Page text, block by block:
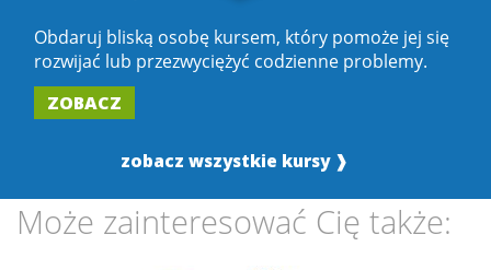
Obdaruj bliską osobę kursem, który pomoże jej się
rozwijać lub przezwyciężyć codzienne problemy.
ZOBACZ
zobacz wszystkie kursy ❱
Może zainteresować Cię także: